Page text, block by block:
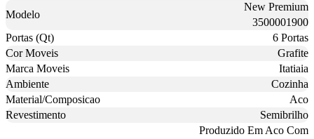
Modelo
New Premium
3500001900
Portas (Qt)
6 Portas
Cor Moveis
Grafite
Marca Moveis
Itatiaia
Ambiente
Cozinha
Material/Composicao
Aco
Revestimento
Semibrilho
Produzido Em Aco Com